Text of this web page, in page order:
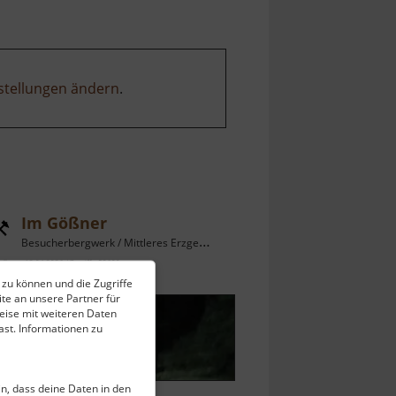
können und die Zugriffe
an unsere Partner für
mit weiteren Daten
Informationen zu
dass deine Daten in den
ändern.
Im Gößner
Besucherbergwerk / Mittleres Erzgebirge
vom 12.04.2026 / Zugriffe: 52699
vom aktuellen Standort